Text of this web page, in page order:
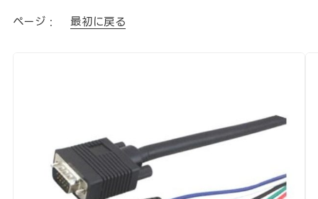
ページ : 最初に戻る